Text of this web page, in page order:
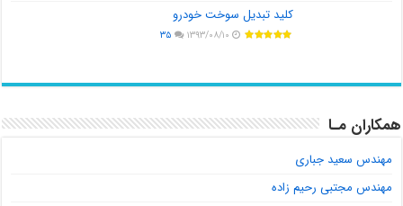
کلید تبدیل سوخت خودرو
۱۳۹۳/۰۸/۱۰ ۳۵
همکاران مـا
مهندس سعید جباری
مهندس مجتبی رحیم زاده